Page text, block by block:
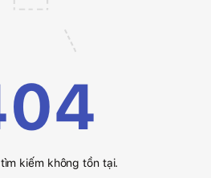
kiếm không tồn tại.